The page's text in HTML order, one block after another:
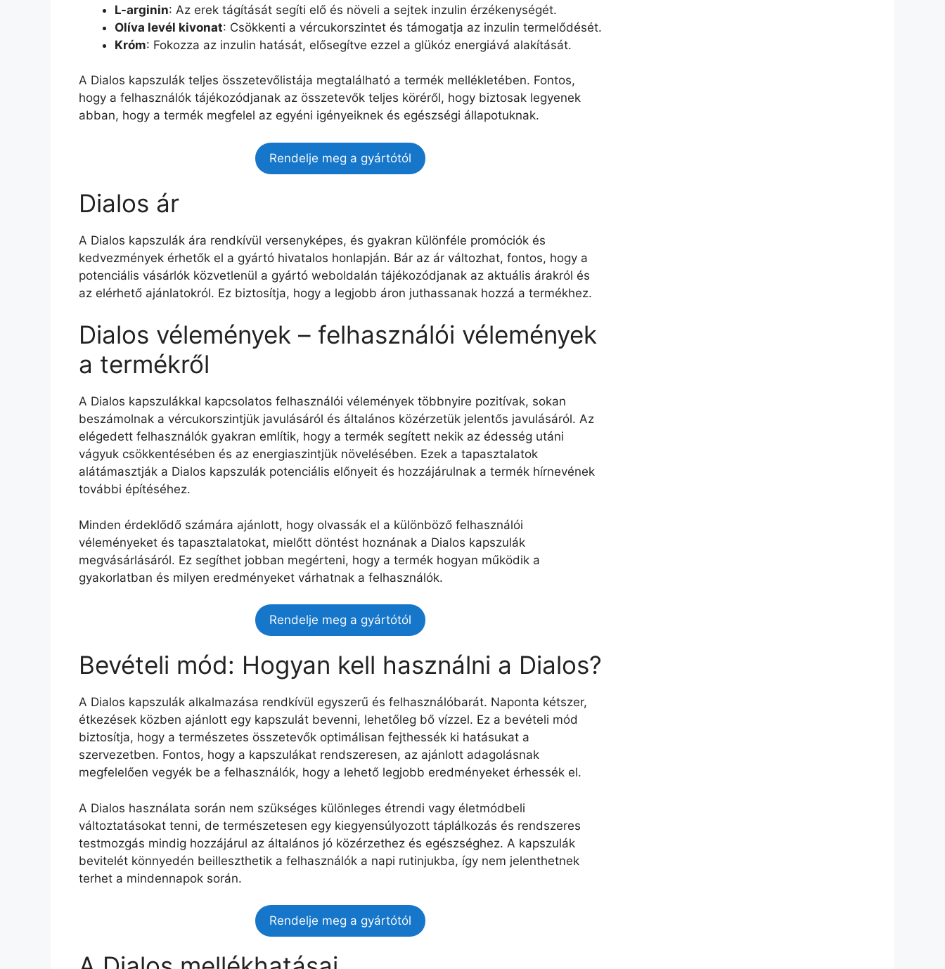
L-arginin: Az erek tágítását segíti elő és növeli a sejtek inzulin érzékenységét.
Olíva levél kivonat: Csökkenti a vércukorszintet és támogatja az inzulin termelődését.
Króm: Fokozza az inzulin hatását, elősegítve ezzel a glükóz energiává alakítását.
A Dialos kapszulák teljes összetevőlistája megtalálható a termék mellékletében. Fontos,
hogy a felhasználók tájékozódjanak az összetevők teljes köréről, hogy biztosak legyenek
abban, hogy a termék megfelel az egyéni igényeiknek és egészségi állapotuknak.
Rendelje meg a gyártótól
Dialos ár
A Dialos kapszulák ára rendkívül versenyképes, és gyakran különféle promóciók és
kedvezmények érhetők el a gyártó hivatalos honlapján. Bár az ár változhat, fontos, hogy a
potenciális vásárlók közvetlenül a gyártó weboldalán tájékozódjanak az aktuális árakról és
az elérhető ajánlatokról. Ez biztosítja, hogy a legjobb áron juthassanak hozzá a termékhez.
Dialos vélemények – felhasználói vélemények
a termékről
A Dialos kapszulákkal kapcsolatos felhasználói vélemények többnyire pozitívak, sokan
beszámolnak a vércukorszintjük javulásáról és általános közérzetük jelentős javulásáról. Az
elégedett felhasználók gyakran említik, hogy a termék segített nekik az édesség utáni
vágyuk csökkentésében és az energiaszintjük növelésében. Ezek a tapasztalatok
alátámasztják a Dialos kapszulák potenciális előnyeit és hozzájárulnak a termék hírnevének
további építéséhez.
Minden érdeklődő számára ajánlott, hogy olvassák el a különböző felhasználói
véleményeket és tapasztalatokat, mielőtt döntést hoznának a Dialos kapszulák
megvásárlásáról. Ez segíthet jobban megérteni, hogy a termék hogyan működik a
gyakorlatban és milyen eredményeket várhatnak a felhasználók.
Rendelje meg a gyártótól
Bevételi mód: Hogyan kell használni a Dialos?
A Dialos kapszulák alkalmazása rendkívül egyszerű és felhasználóbarát. Naponta kétszer,
étkezések közben ajánlott egy kapszulát bevenni, lehetőleg bő vízzel. Ez a bevételi mód
biztosítja, hogy a természetes összetevők optimálisan fejthessék ki hatásukat a
szervezetben. Fontos, hogy a kapszulákat rendszeresen, az ajánlott adagolásnak
megfelelően vegyék be a felhasználók, hogy a lehető legjobb eredményeket érhessék el.
A Dialos használata során nem szükséges különleges étrendi vagy életmódbeli
változtatásokat tenni, de természetesen egy kiegyensúlyozott táplálkozás és rendszeres
testmozgás mindig hozzájárul az általános jó közérzethez és egészséghez. A kapszulák
bevitelét könnyedén beilleszthetik a felhasználók a napi rutinjukba, így nem jelenthetnek
terhet a mindennapok során.
Rendelje meg a gyártótól